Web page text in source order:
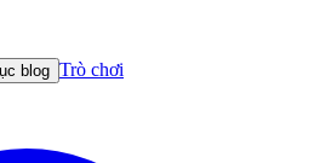
blog Trò chơi